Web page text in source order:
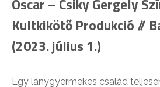
Oscar – Csiky Gergely
Kultkikötő Produkció //
(2023. július 1.)
Egy lánygyermekes család